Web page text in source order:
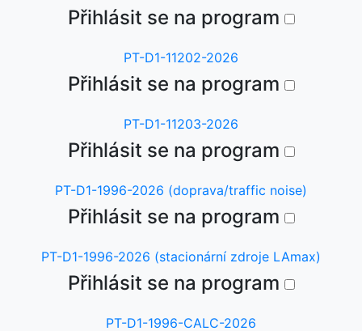
Přihlásit se na program
PT-D1-11202-2026
Přihlásit se na program
PT-D1-11203-2026
Přihlásit se na program
PT-D1-1996-2026 (doprava/traffic noise)
Přihlásit se na program
PT-D1-1996-2026 (stacionární zdroje LAmax)
Přihlásit se na program
PT-D1-1996-CALC-2026